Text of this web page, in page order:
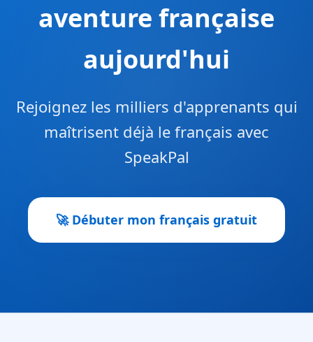
aventure française
aujourd'hui
Rejoignez les milliers d'apprenants qui
maîtrisent déjà le français avec
SpeakPal
🚀 Débuter mon français gratuit